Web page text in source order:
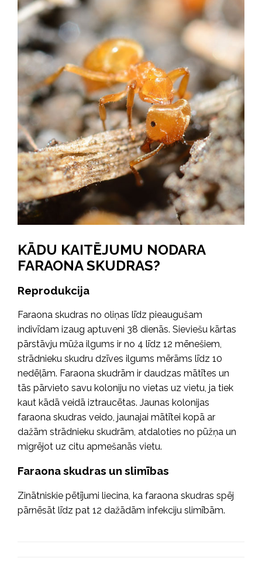
KĀDU KAITĒJUMU NODARA
FARAONA SKUDRAS?
Reprodukcija
Faraona skudras no oliņas līdz pieaugušam
indivīdam izaug aptuveni 38 dienās. Sieviešu kārtas
pārstāvju mūža ilgums ir no 4 līdz 12 mēnešiem,
strādnieku skudru dzīves ilgums mērāms līdz 10
nedēļām. Faraona skudrām ir daudzas mātītes un
tās pārvieto savu koloniju no vietas uz vietu, ja tiek
kaut kādā veidā iztraucētas. Jaunas kolonijas
faraona skudras veido, jaunajai mātītei kopā ar
dažām strādnieku skudrām, atdaloties no pūžņa un
migrējot uz citu apmešanās vietu.
Faraona skudras un slimības
Zinātniskie pētījumi liecina, ka faraona skudras spēj
pārnēsāt līdz pat 12 dažādām infekciju slimībām.